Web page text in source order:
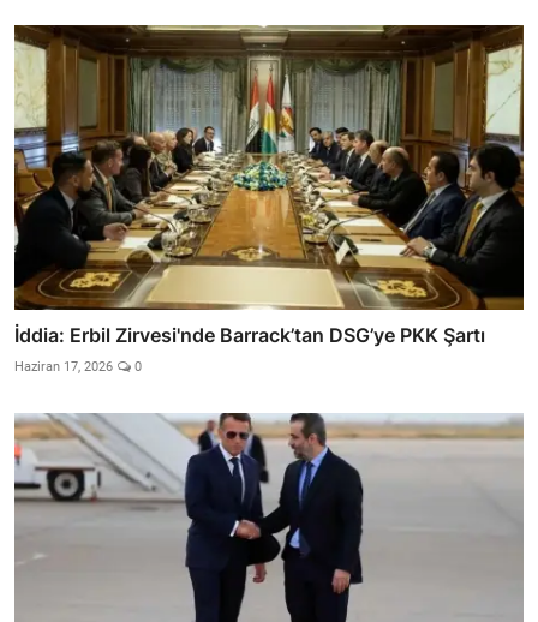
İddia: Erbil Zirvesi'nde Barrack’tan DSG’ye PKK Şartı
Haziran 17, 2026 0